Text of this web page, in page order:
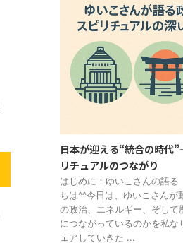
日本が迎える“統合の時代
リチュアルのつながり
はじめに：ゆいこさんの語る
ちは^^今日は、ゆいこさんが
の政治、エネルギー、そして
につながっているのかを私な
ェアしていきた ...